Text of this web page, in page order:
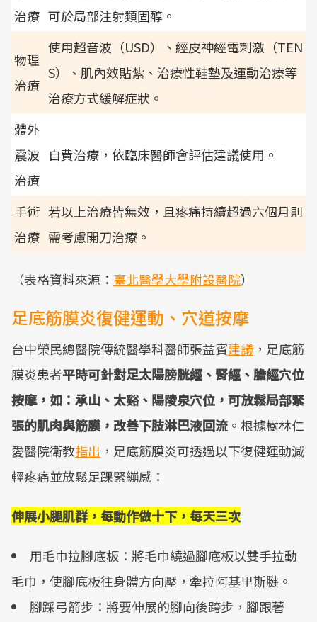
治療 可於局部注射類固醇。
物理
治療
使用超音波（USD）、經皮神經電刺激（TEN
S）、肌內效貼紮、治療性鞋墊及運動治療等
治療方式緩解症狀。
體外
震波
治療
自費治療，依臨床醫師會評估建議使用。
手術
治療
若以上治療皆無效，且疼痛持續超過六個月則
需考慮開刀治療。
（表格資料來源： 臺北醫學大學附設醫院）
足底筋膜炎復健運動、穴道按摩
台中榮民總醫院傳統醫學科醫師張益賓建議 ，足底筋
膜炎患者平時可針對足太陽膀胱經、腎經、膽經穴位
按摩，如：承山、太谿、陽陵泉穴位，可放鬆局部緊
張的肌肉與筋膜，改善下肢淋巴液回流 。根據樹林仁
愛醫院衛教指出 ，足底筋膜炎可透過以下復健運動減
輕疼痛並放鬆足踝緊繃感：
伸展小腿肌群，每動作做十下，每天三次
用毛巾拉腳底板：將毛巾繞過腳底板以雙手拉動
毛巾，使腳底板往身體方向壓，牽拉阿基里斯腱。
腳踩弓箭步：將要伸展的腳向後跨步，腳跟著